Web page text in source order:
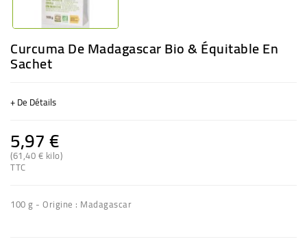
Curcuma De Madagascar Bio & Équitable En
Sachet
+ De Détails
5,97 €
(61,40 € kilo)
TTC
100 g - Origine : Madagascar